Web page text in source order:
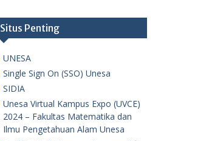
Situs Penting
UNESA
Single Sign On (SSO) Unesa
SIDIA
Unesa Virtual Kampus Expo (UVCE)
2024 – Fakultas Matematika dan
Ilmu Pengetahuan Alam Unesa